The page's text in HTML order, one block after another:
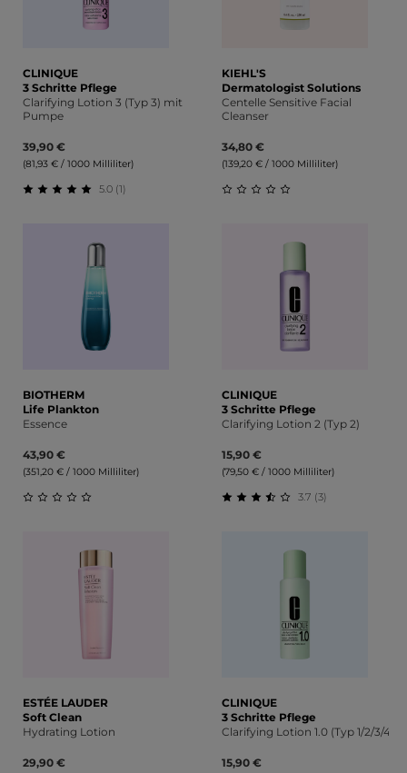
CLINIQUE
3 Schritte Pflege
Clarifying Lotion 3 (Typ 3) mit
Pumpe
39,90 €
(81,93 € / 1000 Milliliter)
5.0 (1)
KIEHL'S
Dermatologist Solutions
Centelle Sensitive Facial
Cleanser
34,80 €
(139,20 € / 1000 Milliliter)
BIOTHERM
Life Plankton
Essence
43,90 €
(351,20 € / 1000 Milliliter)
CLINIQUE
3 Schritte Pflege
Clarifying Lotion 2 (Typ 2)
15,90 €
(79,50 € / 1000 Milliliter)
3.7 (3)
ESTÉE LAUDER
Soft Clean
Hydrating Lotion
29,90 €
CLINIQUE
3 Schritte Pflege
Clarifying Lotion 1.0 (Typ 1/2/3/4)
15,90 €